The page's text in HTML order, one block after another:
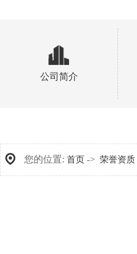
公司简介
您的位置: 首页 -> 荣誉资质